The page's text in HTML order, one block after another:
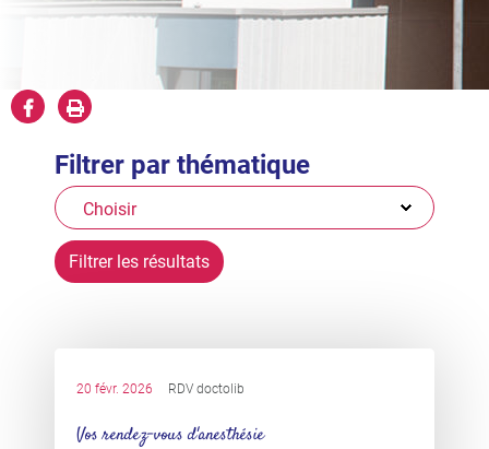
Partager
Facebook
Imprimer
Filtrer par thématique
20 févr. 2026 RDV doctolib
Vos rendez-vous d'anesthésie